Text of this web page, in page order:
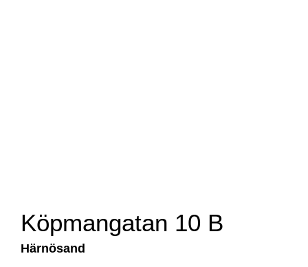
Köpmangatan 10 B
Härnösand